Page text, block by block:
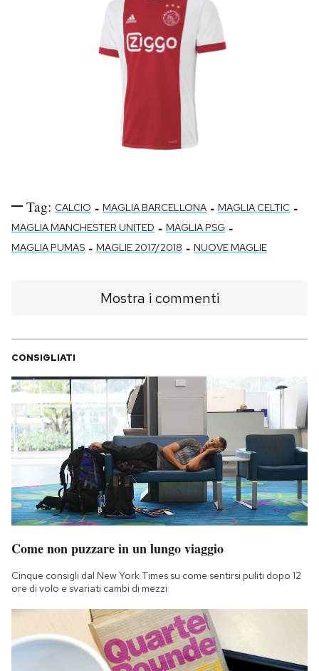
Tag: CALCIO - MAGLIA BARCELLONA - MAGLIA CELTIC -
MAGLIA MANCHESTER UNITED - MAGLIA PSG -
MAGLIA PUMAS - MAGLIE 2017/2018 - NUOVE MAGLIE
Mostra i commenti
CONSIGLIATI
Come non puzzare in un lungo viaggio
Cinque consigli dal New York Times su come sentirsi puliti dopo 12
ore di volo e svariati cambi di mezzi